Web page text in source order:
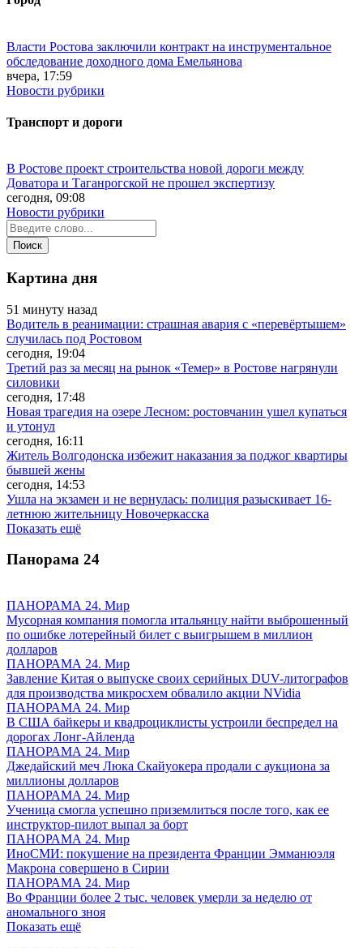
Власти Ростова заключили контракт на инструментальное
обследование доходного дома Емельянова
вчера, 17:59
Новости рубрики
Транспорт и дороги
В Ростове проект строительства новой дороги между
Доватора и Таганрогской не прошел экспертизу
сегодня, 09:08
Новости рубрики
Картина дня
51 минуту назад
Водитель в реанимации: страшная авария с «перевёртышем»
случилась под Ростовом
сегодня, 19:04
Третий раз за месяц на рынок «Темер» в Ростове нагрянули
силовики
сегодня, 17:48
Новая трагедия на озере Лесном: ростовчанин ушел купаться
и утонул
сегодня, 16:11
Житель Волгодонска избежит наказания за поджог квартиры
бывшей жены
сегодня, 14:53
Ушла на экзамен и не вернулась: полиция разыскивает 16-
летнюю жительницу Новочеркасска
Показать ещё
Панорама 24
ПАНОРАМА 24. Мир
Мусорная компания помогла итальянцу найти выброшенный
по ошибке лотерейный билет с выигрышем в миллион
долларов
ПАНОРАМА 24. Мир
Завление Китая о выпуске своих серийных DUV-литографов
для производства микросхем обвалило акции NVidia
ПАНОРАМА 24. Мир
В США байкеры и квадроциклисты устроили беспредел на
дорогах Лонг-Айленда
ПАНОРАМА 24. Мир
Джедайский меч Люка Скайуокера продали с аукциона за
миллионы долларов
ПАНОРАМА 24. Мир
Ученица смогла успешно приземлиться после того, как ее
инструктор-пилот выпал за борт
ПАНОРАМА 24. Мир
ИноСМИ: покушение на президента Франции Эмманюэля
Макрона совершено в Сирии
ПАНОРАМА 24. Мир
Во Франции более 2 тыс. человек умерли за неделю от
аномального зноя
Показать ещё